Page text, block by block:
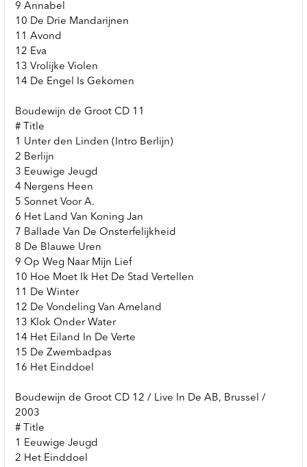
9 Annabel
10 De Drie Mandarijnen
11 Avond
12 Eva
13 Vrolijke Violen
14 De Engel Is Gekomen
Boudewijn de Groot CD 11
# Title
1 Unter den Linden (Intro Berlijn)
2 Berlijn
3 Eeuwige Jeugd
4 Nergens Heen
5 Sonnet Voor A.
6 Het Land Van Koning Jan
7 Ballade Van De Onsterfelijkheid
8 De Blauwe Uren
9 Op Weg Naar Mijn Lief
10 Hoe Moet Ik Het De Stad Vertellen
11 De Winter
12 De Vondeling Van Ameland
13 Klok Onder Water
14 Het Eiland In De Verte
15 De Zwembadpas
16 Het Einddoel
Boudewijn de Groot CD 12 / Live In De AB, Brussel /
2003
# Title
1 Eeuwige Jeugd
2 Het Einddoel